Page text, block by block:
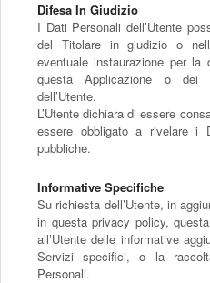
Difesa In Giudizio
I Dati Personali dell’Utente
del Titolare in giudizio o
eventuale instaurazione per la
questa Applicazione o dei
dell’Utente.
L’Utente dichiara di essere
essere obbligato a rivelare i
pubbliche.
Informative Specifiche
Su richiesta dell’Utente, in
in questa privacy policy,
all’Utente delle informative
Servizi specifici, o la
Personali.